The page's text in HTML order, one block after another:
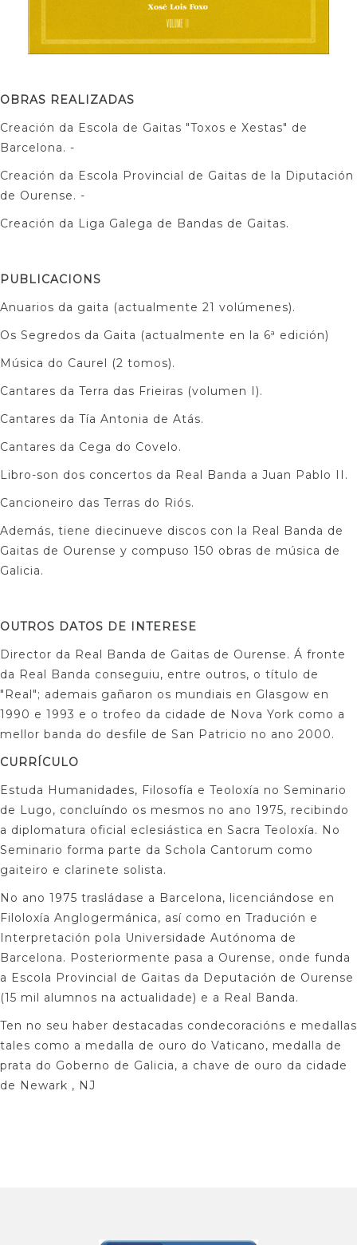
OBRAS REALIZADAS
Creación da Escola de Gaitas "Toxos e Xestas" de
Barcelona. -
Creación da Escola Provincial de Gaitas de la Diputación
de Ourense. -
Creación da Liga Galega de Bandas de Gaitas.
PUBLICACIONS
Anuarios da gaita (actualmente 21 volúmenes).
Os Segredos da Gaita (actualmente en la 6ª edición)
Música do Caurel (2 tomos).
Cantares da Terra das Frieiras (volumen I).
Cantares da Tía Antonia de Atás.
Cantares da Cega do Covelo.
Libro-son dos concertos da Real Banda a Juan Pablo II.
Cancioneiro das Terras do Riós.
Además, tiene diecinueve discos con la Real Banda de
Gaitas de Ourense y compuso 150 obras de música de
Galicia.
OUTROS DATOS DE INTERESE
Director da Real Banda de Gaitas de Ourense. Á fronte
da Real Banda conseguiu, entre outros, o título de
"Real"; ademais gañaron os mundiais en Glasgow en
1990 e 1993 e o trofeo da cidade de Nova York como a
mellor banda do desfile de San Patricio no ano 2000.
CURRÍCULO
Estuda Humanidades, Filosofía e Teoloxía no Seminario
de Lugo, concluíndo os mesmos no ano 1975, recibindo
a diplomatura oficial eclesiástica en Sacra Teoloxía. No
Seminario forma parte da Schola Cantorum como
gaiteiro e clarinete solista.
No ano 1975 trasládase a Barcelona, licenciándose en
Filoloxía Anglogermánica, así como en Tradución e
Interpretación pola Universidade Autónoma de
Barcelona. Posteriormente pasa a Ourense, onde funda
a Escola Provincial de Gaitas da Deputación de Ourense
(15 mil alumnos na actualidade) e a Real Banda.
Ten no seu haber destacadas condecoracións e medallas
tales como a medalla de ouro do Vaticano, medalla de
prata do Goberno de Galicia, a chave de ouro da cidade
de Newark , NJ